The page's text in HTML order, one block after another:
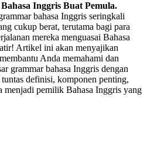
Inggris Buat Pemula.
bahasa Inggris seringkali
cukup berat, terutama bagi para
mereka menguasai Bahasa
Artikel ini akan menyajikan
Anda memahami dan
grammar bahasa Inggris dengan
definisi, komponen penting,
menjadi pemilik Bahasa Inggris yang